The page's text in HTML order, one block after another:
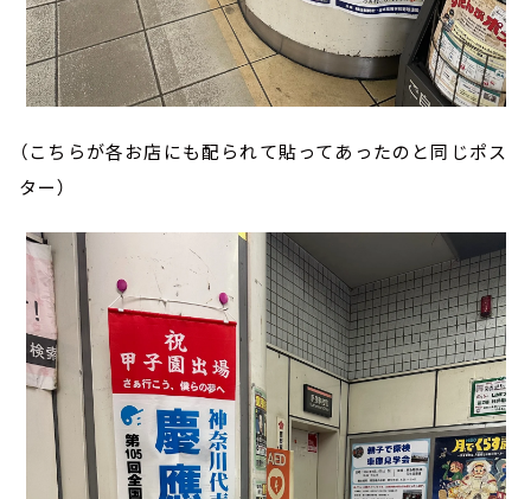
（こちらが各お店にも配られて貼ってあったのと同じポス
ター）